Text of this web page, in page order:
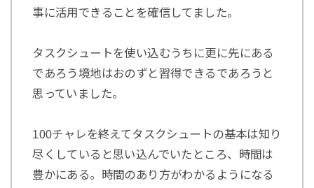
事に活用できることを確信してました。
タスクシュートを使い込むうちに更に先にある
であろう境地はおのずと習得できるであろうと
思っていました。
100チャレを終えてタスクシュートの基本は知り
尽くしていると思い込んでいたところ、時間は
豊かにある。時間のあり方がわかるようになる